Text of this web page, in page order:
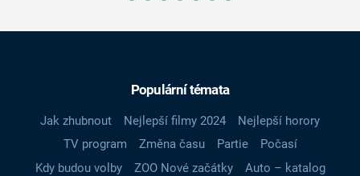
Populární témata
Jak zhubnout Nejlepší filmy 2024
Nejlepší horory
TV program
Změna času Partie
Počasí
Kdy budou volby
ZOO Nové začátky
Auto – katalog